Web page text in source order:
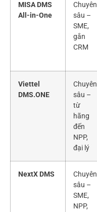
MISA DMS
All-in-One
Chuyên
sâu –
SME,
gắn
CRM
Viettel
DMS.ONE
Chuyên
sâu –
từ
hãng
đến
NPP,
đại lý
NextX DMS
Chuyên
sâu –
SME,
NPP,